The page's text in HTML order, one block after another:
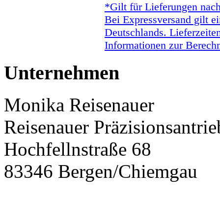
*Gilt für Lieferungen
Bei Expressversand gilt
Deutschlands.
Informationen zur
Unternehmen
Monika Reisenauer
Reisenauer
Hochfellnstraße 68
83346 Bergen/Chiemgau